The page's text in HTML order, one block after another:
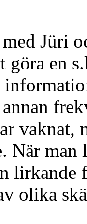
Jüri
göra en
vaknat,
När man
lirkande
olika